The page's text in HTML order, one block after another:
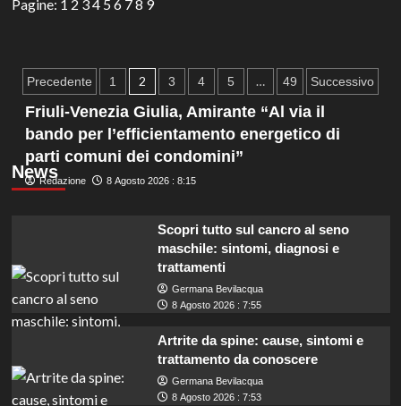
27
febbraio
2026:
Previsioni
in
Italia
per
Pagine: 1 2 34 5 6 78 9
Paginazione
degli
articoli
Precedente 1 2 3 4 5 … 49 Successivo
News
Friuli-Venezia Giulia, Amirante “Al via il
bando per l’efficientamento energetico di
parti comuni dei condomini”
Redazione 8 Agosto 2026 : 8:15
Scopri tutto sul cancro al seno
maschile: sintomi, diagnosi e
trattamenti
Germana Bevilacqua
8 Agosto 2026 : 7:55
Artrite da spine: cause, sintomi e
trattamento da conoscere
Germana Bevilacqua
8 Agosto 2026 : 7:53